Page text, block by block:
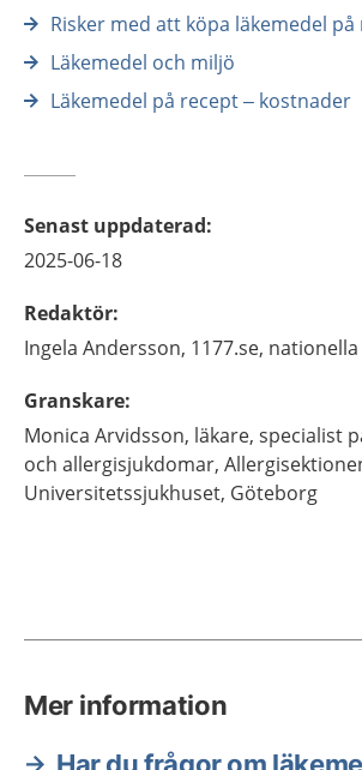
Risker med att köpa läkemedel
Läkemedel och miljö
Läkemedel på recept – kostnader
Senast uppdaterad:
2025-06-18
Redaktör:
Ingela Andersson, 1177.se,
Granskare:
Monica Arvidsson, läkare, specialist
och allergisjukdomar,
Universitetssjukhuset, Göteborg
Mer information